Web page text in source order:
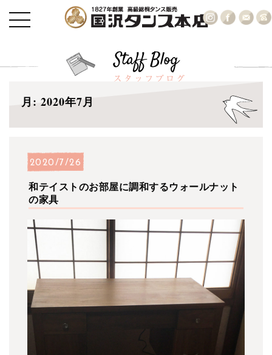
月: 2020年7月
2020/7/26
和テイストのお部屋に調和するウォールナット
の家具